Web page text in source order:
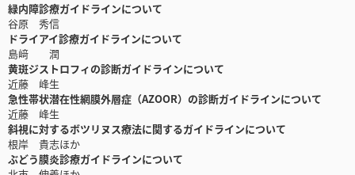
緑内障診療ガイドラインについて
谷原 秀信
ドライアイ診療ガイドラインについて
島﨑 潤
黄斑ジストロフィの診断ガイドラインについて
近藤 峰生
急性帯状潜在性網膜外層症（AZOOR）の診断ガイドラインについて
近藤 峰生
斜視に対するボツリヌス療法に関するガイドラインについて
根岸 貴志ほか
ぶどう膜炎診療ガイドラインについて